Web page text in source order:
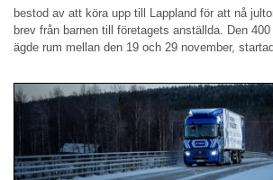
bestod av att köra upp till Lappland för att nå
brev från barnen till företagets anställda. Den
ägde rum mellan den 19 och 29 november,